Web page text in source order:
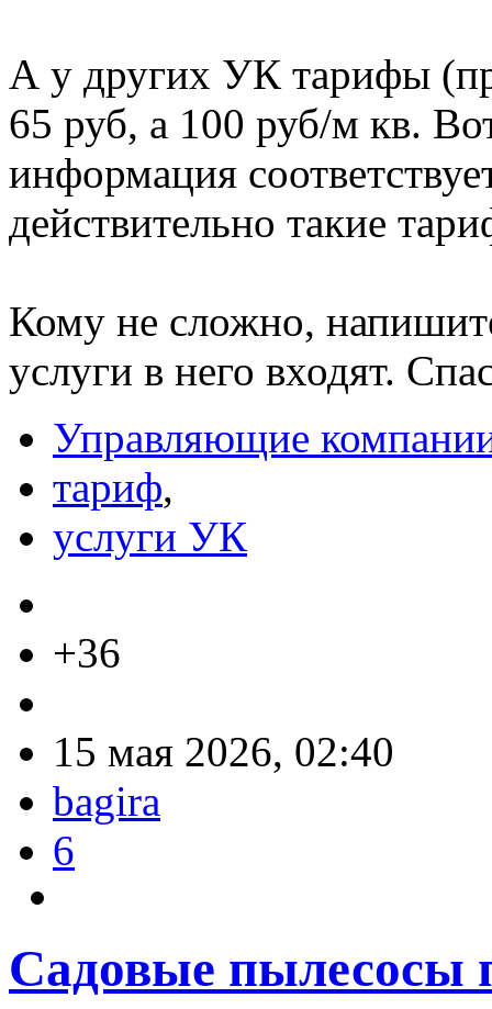
А у других УК тарифы
65 руб, а 100 руб/м кв.
информация
действительно такие
Кому не сложно,
услуги в него входят.
Управляющие
тариф,
услуги УК
+36
15 мая 2026, 02:40
bagira
6
Садовые пылесосы